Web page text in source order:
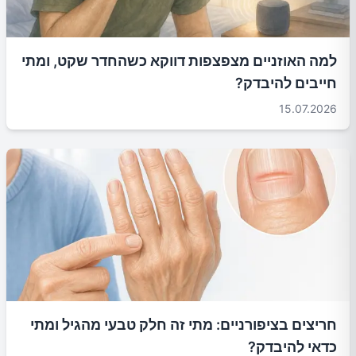
למה האוזניים מצפצפות דווקא כשהחדר שקט, ומתי
חייבים להיבדק?
15.07.2026
חריצים בציפורניים: מתי זה חלק טבעי מהגיל ומתי
כדאי להיבדק?